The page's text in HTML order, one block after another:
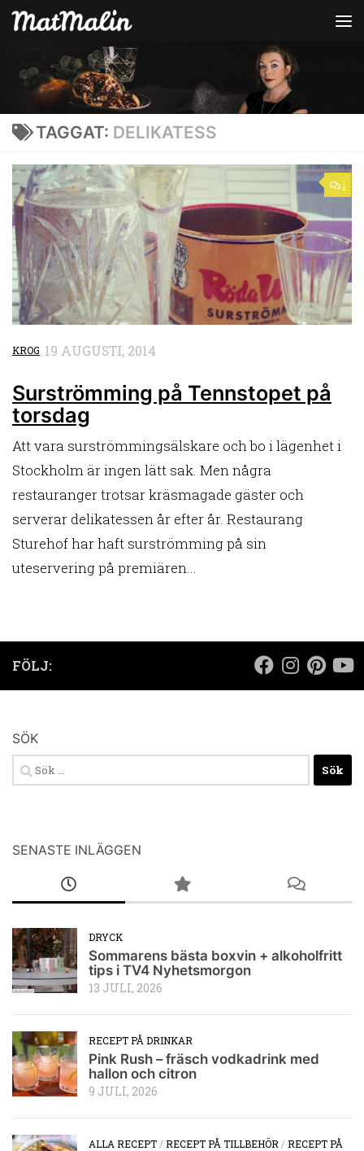
Hoppa till innehåll
TAGGAT: DELIKATESS
1
KROG 19 AUGUSTI, 2014
Surströmming på Tennstopet på
torsdag
Att vara surströmmingsälskare och bo i lägenhet i
Stockholm är ingen lätt sak. Men några
restauranger trotsar kräsmagade gäster och
serverar delikatessen år efter år. Restaurang
Sturehof har haft surströmming på sin
uteservering på premiären...
FÖLJ:
SÖK
Sök
efter:
SENASTE INLÄGGEN
DRYCK
Sommarens bästa boxvin + alkoholfritt
tips i TV4 Nyhetsmorgon
13 JULI, 2026
RECEPT PÅ DRINKAR
Pink Rush – fräsch vodkadrink med
hallon och citron
9 JULI, 2026
ALLA RECEPT /RECEPT PÅ TILLBEHÖR /RECEPT PÅ